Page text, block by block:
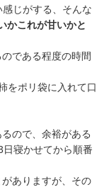
じがする、そんな
かこれが甘いかと
である程度の時間
をポリ袋に入れて口
ので、余裕がある
寝かせてから順番
ありますが、その